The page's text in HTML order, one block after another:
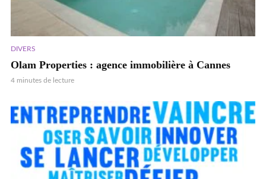
DIVERS
Olam Properties : agence immobilière à Cannes
4 minutes de lecture